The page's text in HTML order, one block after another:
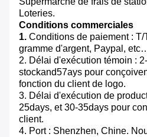
Loteries.
Conditions commerciales
1. Conditions de paiement :
gramme d'argent, Paypal,
2. Délai d'exécution témoin :
stockand57ays pour
fonction du client de logo.
3. Délai d'exécution de
25days, et 30-35days pour
client.
4. Port : Shenzhen, Chine.